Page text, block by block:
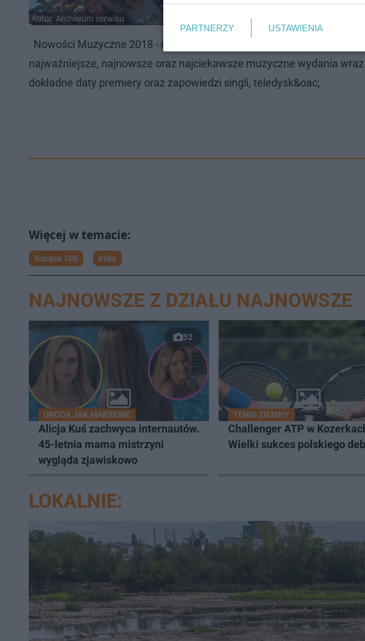
Autor: Archiwum serwisu
Nowości Muzyczne 2018 - nowe hity od polskich i zagranicznych
najważniejsze, najnowsze oraz najciekawsze muzyczne wydania
dokładne daty premiery oraz zapowiedzi singli, teledysk&oac;
Gorąca 100 eska
NAJNOWSZE Z DZIAŁU NAJNOWSZE
52
URODA JAK MARZENIE
Alicja Kuś zachwyca internautów.
45-letnia mama mistrzyni
wygląda zjawiskowo
TENIS ZIEMNY
Challenger ATP w
Wielki sukces polskiego
LOKALNIE:
PARTNERZY USTAWIENIA